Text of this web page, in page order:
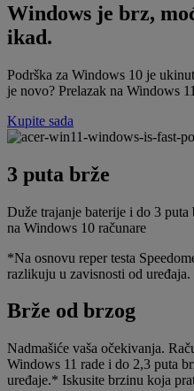
Windows je brz,
ikad.
Podrška za Windows 10 je
je novo? Prelazak na Windows
Kupite sada
3 puta brže
Duže trajanje baterije i do 3
na Windows 10 računare
*Na osnovu reper testa
razlikuju u zavisnosti od uređaja.
Brže od brzog
Nadmašiće vaša očekivanja.
Windows 11 rade i do 2,3 puta
uređaje.* Iskusite brzinu koja